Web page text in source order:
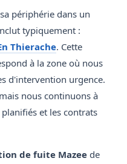
périphérie dans un
typiquement :
Thierache. Cette
à la zone où nous
d'intervention urgence.
nous continuons à
et les contrats
de fuite Mazee de